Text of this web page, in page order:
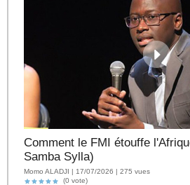
Comment le FMI étouffe
Samba Sylla)
Momo ALADJI | 17/07/2026 | 275 vues
(0 vote)